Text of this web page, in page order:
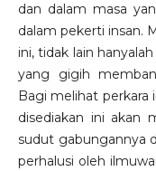
dan dalam masa
dalam pekerti insan.
ini, tidak lain
yang gigih
Bagi melihat perkara
disediakan ini akan
sudut gabungannya
perhalusi oleh